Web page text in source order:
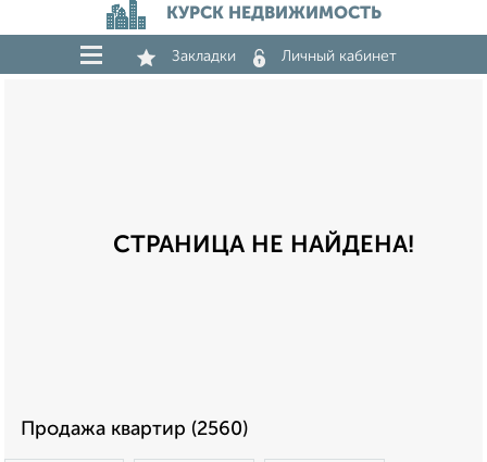
КУРСК НЕДВИЖИМОСТЬ
Закладки Личный кабинет
СТРАНИЦА НЕ НАЙДЕНА!
Продажа квартир (2560)